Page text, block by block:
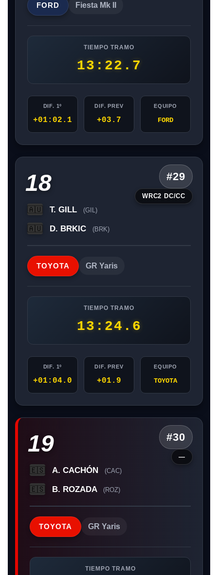
FORD Fiesta Mk II
TIEMPO TRAMO
13:22.7
DIF. 1º
+01:02.1
DIF. PREV
+03.7
EQUIPO
FORD
18 #29
WRC2 DC/CC
🇦🇺 T. GILL (GIL)
🇦🇺 D. BRKIC (BRK)
TOYOTA GR Yaris
TIEMPO TRAMO
13:24.6
DIF. 1º
+01:04.0
DIF. PREV
+01.9
EQUIPO
TOYOTA
19 #30
—
🇪🇸 A. CACHÓN (CAC)
🇪🇸 B. ROZADA (ROZ)
TOYOTA GR Yaris
TIEMPO TRAMO